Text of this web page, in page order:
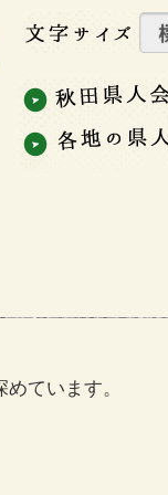
ています。